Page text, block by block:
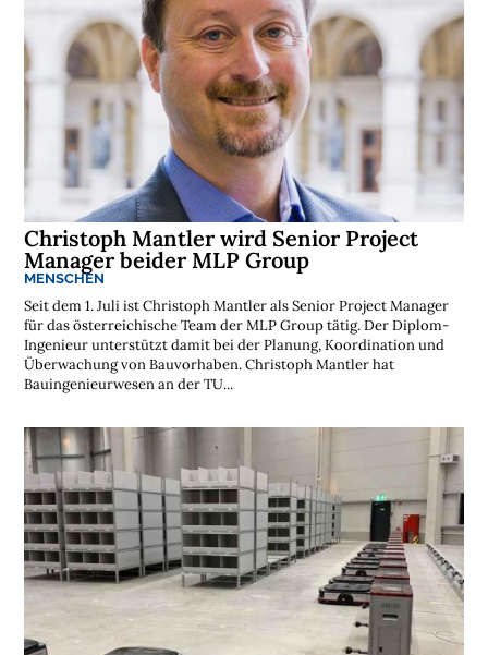
n
l
e
s
l
e
t
e
r
➔
j
z
t
a
b
o
n
n
i
e
r
e
Christoph Mantler wird Senior Project
Manager beider MLP Group
MENSCHEN
Seit dem 1. Juli ist Christoph Mantler als Senior Project Manager
für das österreichische Team der MLP Group tätig. Der Diplom-
Ingenieur unterstützt damit bei der Planung, Koordination und
Überwachung von Bauvorhaben. Christoph Mantler hat
Bauingenieurwesen an der TU...